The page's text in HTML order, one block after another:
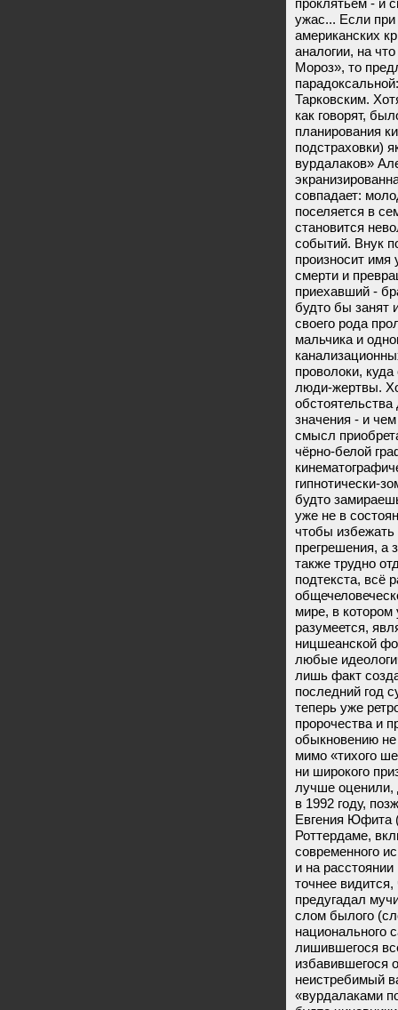
проклятьем - и
ужас... Если при
американских
аналогии, на
Мороз», то
Тарковским.
как говорят,
планирования
подстраховки)
вурдалаков»
совпадает:
поселяется в
становится
событий. Внук
произносит имя
смерти и
приехавший -
будто бы занят
своего рода
мальчика и
проволоки,
люди-жертвы.
обстоятельства
значения - и
смысл
чёрно-белой
гипнотически-
будто
уже не в
чтобы
прегрешения, а
также трудно
подтекста, всё
мире, в
разумеется,
ницшеанской
любые
лишь факт
последний год
теперь уже
пророчества и
обыкновению не
мимо «тихого
ни широкого
лучше оценили,
в 1992 году,
Евгения Юфита
Роттердаме,
современного
и на
точнее
предугадал
слом былого
национального
лишившегося
избавившегося
неистребимый
«вурдалаками